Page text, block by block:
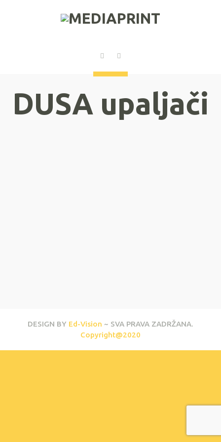
DUSA upaljači
DESIGN BY Ed-Vision ~ SVA PRAVA ZADRŽANA.
Copyright@2020